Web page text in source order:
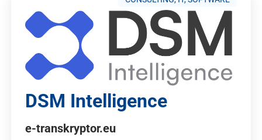
DSM Intelligence
e-transkryptor.eu